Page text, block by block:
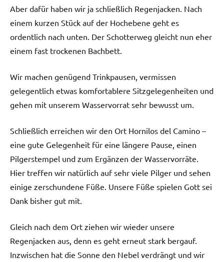
Aber dafür haben wir ja schließlich Regenjacken. Nach
einem kurzen Stück auf der Hochebene geht es
ordentlich nach unten. Der Schotterweg gleicht nun eher
einem fast trockenen Bachbett.
Wir machen genügend Trinkpausen, vermissen
gelegentlich etwas komfortablere Sitzgelegenheiten und
gehen mit unserem Wasservorrat sehr bewusst um.
Schließlich erreichen wir den Ort Hornilos del Camino –
eine gute Gelegenheit für eine längere Pause, einen
Pilgerstempel und zum Ergänzen der Wasservorräte.
Hier treffen wir natürlich auf sehr viele Pilger und sehen
einige zerschundene Füße. Unsere Füße spielen Gott sei
Dank bisher gut mit.
Gleich nach dem Ort ziehen wir wieder unsere
Regenjacken aus, denn es geht erneut stark bergauf.
Inzwischen hat die Sonne den Nebel verdrängt und wir